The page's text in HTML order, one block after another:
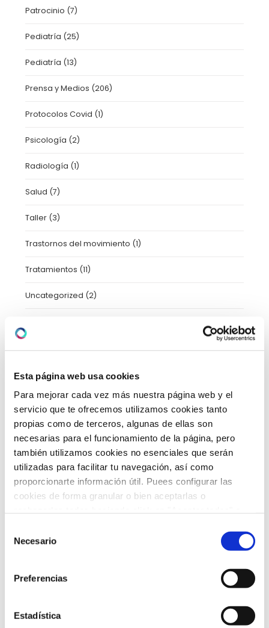
Esta página web usa cookies
Para mejorar cada vez más nuestra página web y el
servicio que te ofrecemos utilizamos cookies tanto
propias como de terceros, algunas de ellas son
necesarias para el funcionamiento de la página, pero
también utilizamos cookies no esenciales que serán
utilizadas para facilitar tu navegación, así como
proporcionarte información útil. Puees configurar las
cookies de forma granular o bien aceptarlas o
política de cookies
Necesario
Preferencias
Estadística
Patrocinio (7)
Pediatría (25)
Pediatría (13)
Prensa y Medios (206)
Protocolos Covid (1)
Psicología (2)
Radiología (1)
Salud (7)
Taller (3)
Trastornos del movimiento (1)
Tratamientos (11)
Uncategorized (2)
Vídeos(21)
ARCHIVO
febrero 2026 (5)
enero 2026(5)
noviembre 2025
agosto 2025